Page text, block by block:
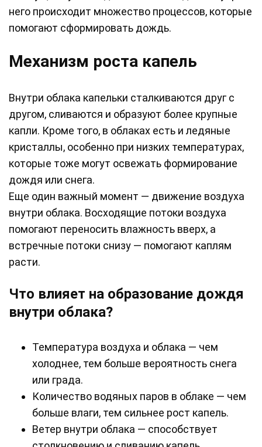
него происходит множество процессов, которые
помогают сформировать дождь.
Механизм роста капель
Внутри облака капельки сталкиваются друг с
другом, сливаются и образуют более крупные
капли. Кроме того, в облаках есть и ледяные
кристаллы, особенно при низких температурах,
которые тоже могут освежать формирование
дождя или снега.
Еще один важный момент — движение воздуха
внутри облака. Восходящие потоки воздуха
помогают переносить влажность вверх, а
встречные потоки снизу — помогают каплям
расти.
Что влияет на образование дождя
внутри облака?
Температура воздуха и облака — чем
холоднее, тем больше вероятность снега
или града.
Количество водяных паров в облаке — чем
больше влаги, тем сильнее рост капель.
Ветер внутри облака — способствует